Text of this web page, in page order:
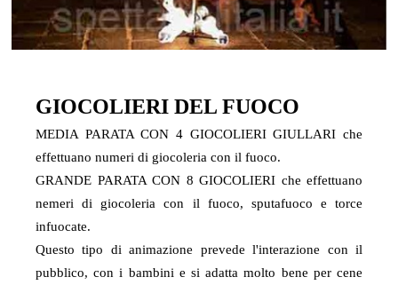
GIOCOLIERI DEL FUOCO
MEDIA PARATA CON 4 GIOCOLIERI GIULLARI che
effettuano numeri di giocoleria con il fuoco.
GRANDE PARATA CON 8 GIOCOLIERI che effettuano
nemeri di giocoleria con il fuoco, sputafuoco e torce
infuocate.
Questo tipo di animazione prevede l'interazione con il
pubblico, con i bambini e si adatta molto bene per cene